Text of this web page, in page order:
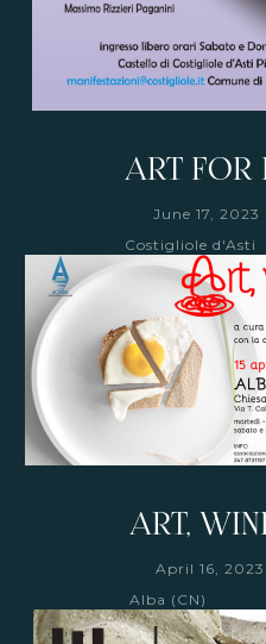
ART FOR
June 17, 2023
Costigliole d'Asti
ART,
April 16, 2023
Alba (CN)